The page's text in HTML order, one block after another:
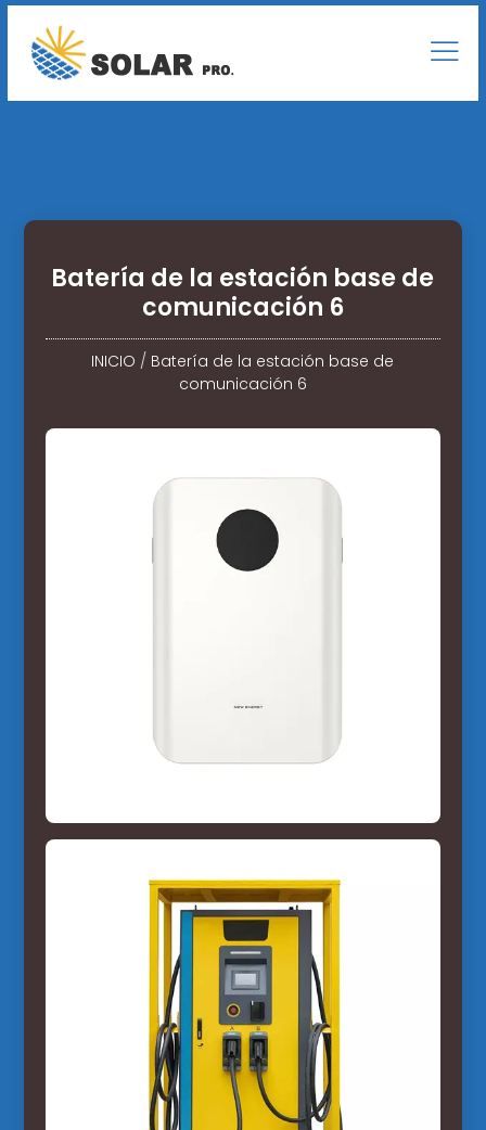
Batería de la estación base de
comunicación 6
INICIO / Batería de la estación base de
comunicación 6